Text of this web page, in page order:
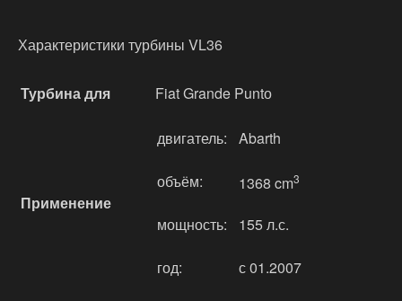
Характеристики турбины VL36
Турбина для Fiat Grande Puntо
Применение
двигатель: Abarth
объём: 1368 cm3
мощность: 155 л.с.
год: с 01.2007